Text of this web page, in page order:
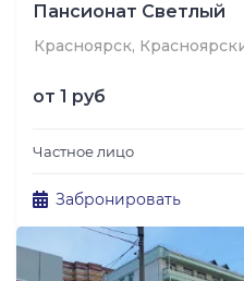
Пансионат Светлый
Красноярск,
от 1 руб
Частное лицо
Забронировать